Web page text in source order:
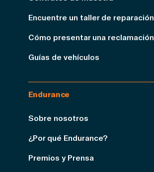
Encuentre un taller de reparación
Cómo presentar una reclamación
Guías de vehículos
Endurance
Sobre nosotros
¿Por qué Endurance?
Premios y Prensa